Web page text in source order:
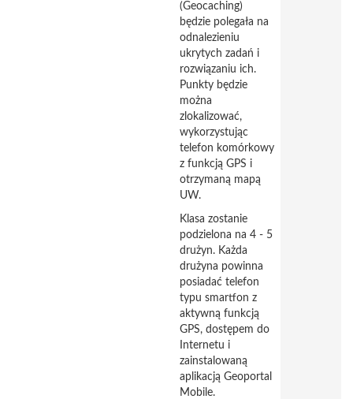
(Geocaching)
będzie polegała na
odnalezieniu
ukrytych zadań i
rozwiązaniu ich.
Punkty będzie
można
zlokalizować,
wykorzystując
telefon komórkowy
z funkcją GPS i
otrzymaną mapą
UW.
Klasa zostanie
podzielona na 4 - 5
drużyn. Każda
drużyna powinna
posiadać telefon
typu smartfon z
aktywną funkcją
GPS, dostępem do
Internetu i
zainstalowaną
aplikacją Geoportal
Mobile.